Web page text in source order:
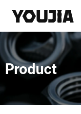
Product